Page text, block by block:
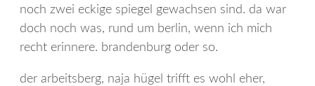
noch zwei eckige spiegel gewachsen sind. da war
doch noch was, rund um berlin, wenn ich mich
recht erinnere. brandenburg oder so.
der arbeitsberg, naja hügel trifft es wohl eher,